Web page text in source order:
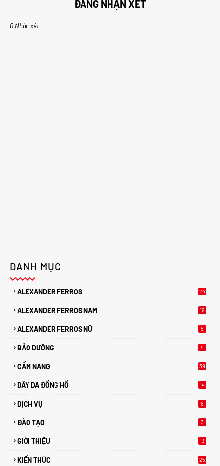
ĐĂNG NHẬN XÉT
0 Nhận xét
DANH MỤC
ALEXANDER FERROS 24
ALEXANDER FERROS NAM 19
ALEXANDER FERROS NỮ 5
BẢO DƯỠNG 9
CẨM NANG 39
DÂY DA ĐỒNG HỒ 14
DỊCH VỤ 6
ĐÀO TẠO 3
GIỚI THIỆU 13
KIẾN THỨC
25